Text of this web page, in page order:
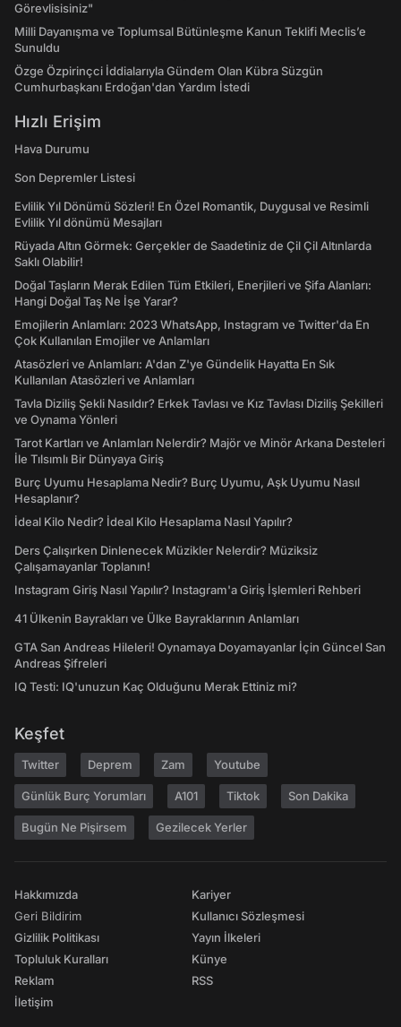
Görevlisisiniz"
Milli Dayanışma ve Toplumsal Bütünleşme Kanun Teklifi Meclis’e
Sunuldu
Özge Özpirinçci İddialarıyla Gündem Olan Kübra Süzgün
Cumhurbaşkanı Erdoğan'dan Yardım İstedi
Hızlı Erişim
Hava Durumu
Son Depremler Listesi
Evlilik Yıl Dönümü Sözleri! En Özel Romantik, Duygusal ve Resimli
Evlilik Yıl dönümü Mesajları
Rüyada Altın Görmek: Gerçekler de Saadetiniz de Çil Çil Altınlarda
Saklı Olabilir!
Doğal Taşların Merak Edilen Tüm Etkileri, Enerjileri ve Şifa Alanları:
Hangi Doğal Taş Ne İşe Yarar?
Emojilerin Anlamları: 2023 WhatsApp, Instagram ve Twitter'da En
Çok Kullanılan Emojiler ve Anlamları
Atasözleri ve Anlamları: A'dan Z'ye Gündelik Hayatta En Sık
Kullanılan Atasözleri ve Anlamları
Tavla Diziliş Şekli Nasıldır? Erkek Tavlası ve Kız Tavlası Diziliş Şekilleri
ve Oynama Yönleri
Tarot Kartları ve Anlamları Nelerdir? Majör ve Minör Arkana Desteleri
İle Tılsımlı Bir Dünyaya Giriş
Burç Uyumu Hesaplama Nedir? Burç Uyumu, Aşk Uyumu Nasıl
Hesaplanır?
İdeal Kilo Nedir? İdeal Kilo Hesaplama Nasıl Yapılır?
Ders Çalışırken Dinlenecek Müzikler Nelerdir? Müziksiz
Çalışamayanlar Toplanın!
Instagram Giriş Nasıl Yapılır? Instagram'a Giriş İşlemleri Rehberi
41 Ülkenin Bayrakları ve Ülke Bayraklarının Anlamları
GTA San Andreas Hileleri! Oynamaya Doyamayanlar İçin Güncel San
Andreas Şifreleri
IQ Testi: IQ'unuzun Kaç Olduğunu Merak Ettiniz mi?
Keşfet
Twitter Deprem Zam Youtube
Günlük Burç Yorumları A101 Tiktok Son Dakika
Bugün Ne Pişirsem Gezilecek Yerler
Hakkımızda
Geri Bildirim
Gizlilik Politikası
Topluluk Kuralları
Reklam
İletişim
Kariyer
Kullanıcı Sözleşmesi
Yayın İlkeleri
Künye
RSS